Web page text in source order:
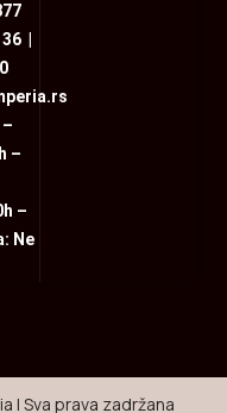
–
–
Ne
| Sva prava zadržana